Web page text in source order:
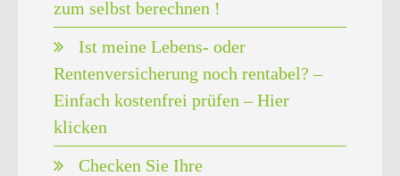
zum selbst berechnen !
Ist meine Lebens- oder
Rentenversicherung noch rentabel? –
Einfach kostenfrei prüfen – Hier
klicken
Checken Sie Ihre